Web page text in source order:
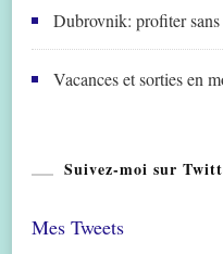
Dubrovnik: profiter
Vacances et sorties en
Suivez-moi sur
Mes Tweets